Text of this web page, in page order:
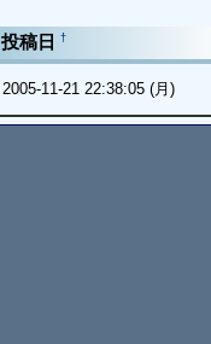
投稿日 †
2005-11-21 22:38:05 (月)